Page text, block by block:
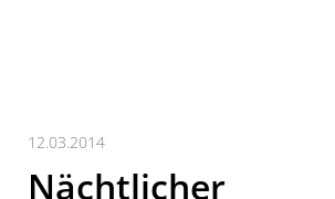
12.03.2014
Nächtlicher